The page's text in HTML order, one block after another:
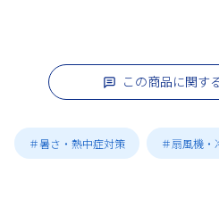
この商品に関す
＃暑さ・熱中症対策 ＃扇風機・